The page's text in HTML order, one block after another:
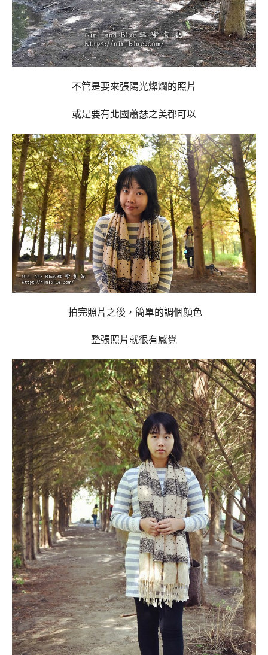
不管是要來張陽光燦爛的照片
或是要有北國蕭瑟之美都可以
拍完照片之後，簡單的調個顏色
整張照片就很有感覺